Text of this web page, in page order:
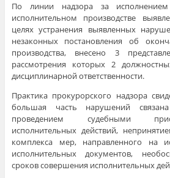
По линии надзора за исполнением
исполнительном производстве
целях устранения выявленных
незаконных постановления об
производства, внесено 3
рассмотрения которых 2
дисциплинарной ответственности.
Практика прокурорского надзора
большая часть нарушений
проведением судебными
исполнительных действий,
комплекса мер, направленного на
исполнительных документов,
сроков совершения исполнительных